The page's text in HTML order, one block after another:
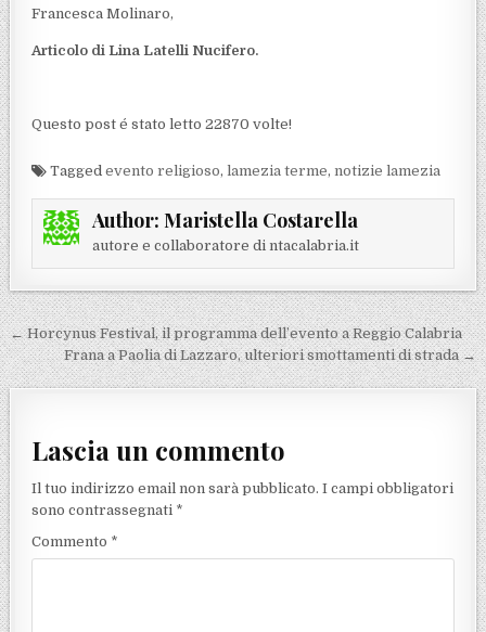
Francesca Molinaro,
Articolo di Lina Latelli Nucifero.
Questo post é stato letto 22870 volte!
Taggedevento religioso,lamezia terme,notizie lamezia
Author: Maristella Costarella
autore e collaboratore di ntacalabria.it
Navigazione articoli
← Horcynus Festival, il programma dell’evento a Reggio Calabria
Frana a Paolia di Lazzaro, ulteriori smottamenti di strada →
Lascia un commento
Il tuo indirizzo email non sarà pubblicato. I campi obbligatori
sono contrassegnati *
Commento *